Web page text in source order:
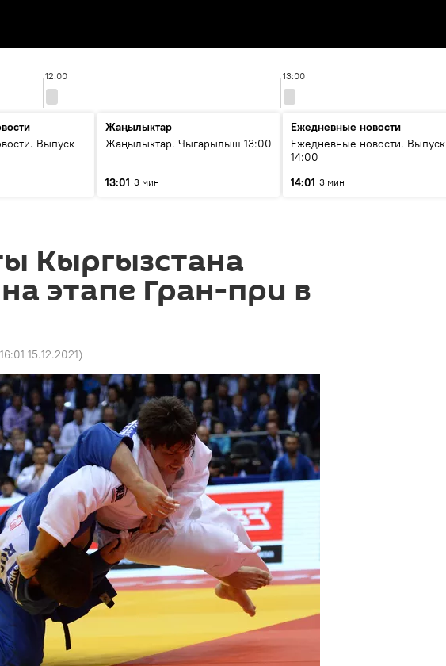
12:00 13:00
Выпуск
Жаңылыктар
Жаңылыктар. Чыгарылыш 13:00
13:01 3 мин
Ежедневные новости
Ежедневные новости. Выпуск
14:00
14:01 3 мин
Кыргызстана
этапе Гран-при в
16:01 15.12.2021)